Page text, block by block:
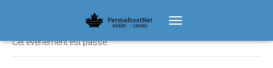
« Tous les Évènements
Cet évènement est passé.